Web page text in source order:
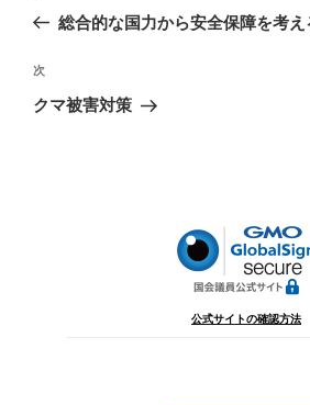
ビ
ゲ
の
稿
総合的な国力から安全保障を考
次
の
次
クマ被害対策
公式サイトの確認方法